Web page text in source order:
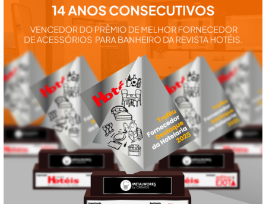
instalação e
utilização de
nossos
produtos:
manuais,
vídeos,
catálogos e
tudo mais que
precisa.
VEJA
TAMBÉM